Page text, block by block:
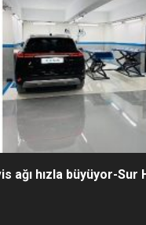
ağı hızla büyüyor-Sur